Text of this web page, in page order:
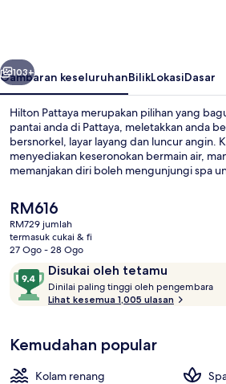
Seterusnya
103+
Gambaran keseluruhanBilikLokasiDasar
Hilton Pattaya merupakan pilihan yang
pantai anda di Pattaya, meletakkan anda
bersnorkel, layar layang dan luncur angin.
menyediakan keseronokan bermain air,
memanjakan diri boleh mengunjungi spa
daripada 3 restoran, menawarkan lokasi
menyajikan sarapan, makan tengah hari
lain di tempat peranginan mewah ini
teres atas bumbung, dan bar tepi kolam.
membantu dan keadaan keseluruhan
daripada pengembara lain.
Harga
semasa
ialah
RM616
RM616
RM729 jumlah
termasuk cukai & fi
27 Ogo - 28 Ogo
Ulasan Disukai oleh tetamu
9.4
daripada
10,
oleh
tetamu
Dinilai paling tinggi oleh pengembara
i
Lihat kesemua 1,005 ulasan
Kemudahan popular
Kolam renang